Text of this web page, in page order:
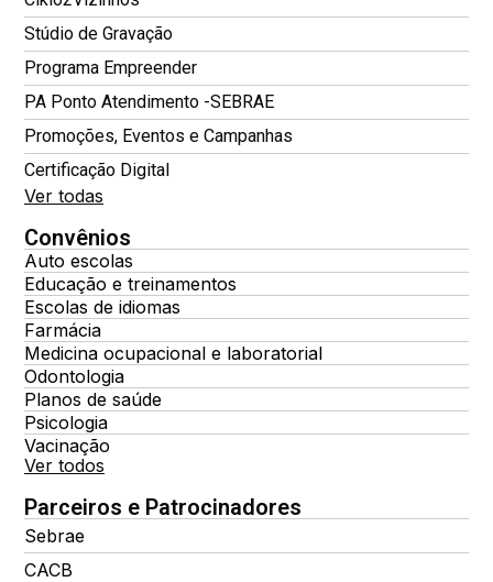
Stúdio de Gravação
Programa Empreender
PA Ponto Atendimento -SEBRAE
Promoções, Eventos e Campanhas
Certificação Digital
Ver todas
Convênios
Auto escolas
Educação e treinamentos
Escolas de idiomas
Farmácia
Medicina ocupacional e laboratorial
Odontologia
Planos de saúde
Psicologia
Vacinação
Ver todos
Parceiros e Patrocinadores
Sebrae
CACB